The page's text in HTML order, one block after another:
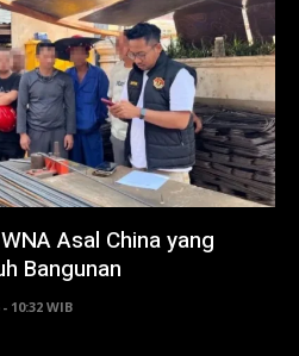
Asal China yang
Bangunan
10:32 WIB